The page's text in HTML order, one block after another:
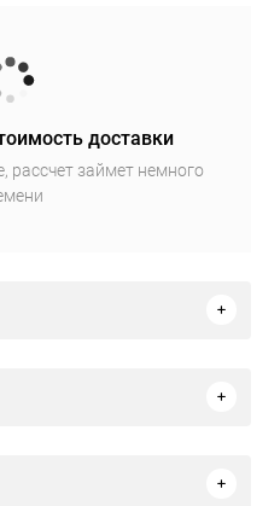
доставки
займет немного